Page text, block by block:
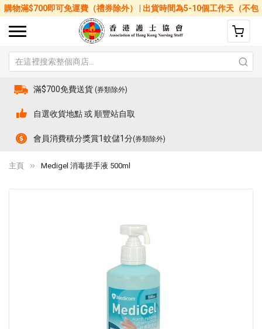
購物滿$700即可免運費（禮券除外） | 出貨時間為5-10個工作天（不包
括星期六、日及公眾假期）
滿$700免費送貨 (券類除外)
自選收貨地點 或 順豐站自取
會員消費積分獎賞1蚊儲1分(券類除外)
主頁 Medigel 消毒搓手液 500ml